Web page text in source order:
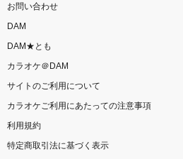
お問い合わせ
DAM
DAM★とも
カラオケ＠DAM
サイトのご利用について
カラオケご利用にあたっての注意事項
利用規約
特定商取引法に基づく表示